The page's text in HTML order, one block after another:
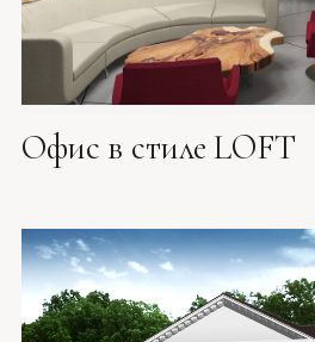
Офис в стиле LOFT